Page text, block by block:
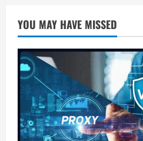
YOU MAY HAVE MISSED